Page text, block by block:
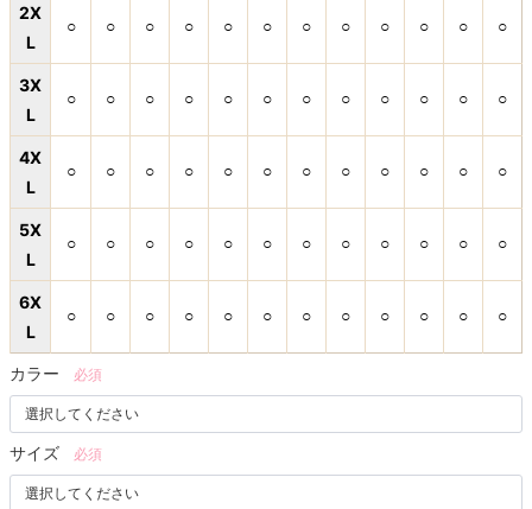
2X
L
○ ○ ○ ○ ○ ○ ○ ○ ○ ○ ○ ○
3X
L
○ ○ ○ ○ ○ ○ ○ ○ ○ ○ ○ ○
4X
L
○ ○ ○ ○ ○ ○ ○ ○ ○ ○ ○ ○
5X
L
○ ○ ○ ○ ○ ○ ○ ○ ○ ○ ○ ○
6X
L
○ ○ ○ ○ ○ ○ ○ ○ ○ ○ ○ ○
カラー 必須
サイズ 必須